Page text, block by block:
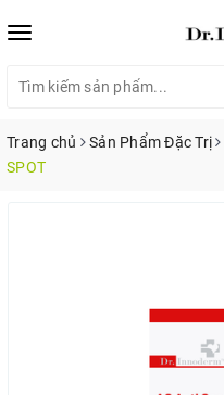
Trang chủ Sản Phẩm Đặc Trị
SPOT